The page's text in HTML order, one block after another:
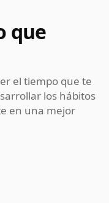
que
el tiempo que te
los hábitos
en una mejor